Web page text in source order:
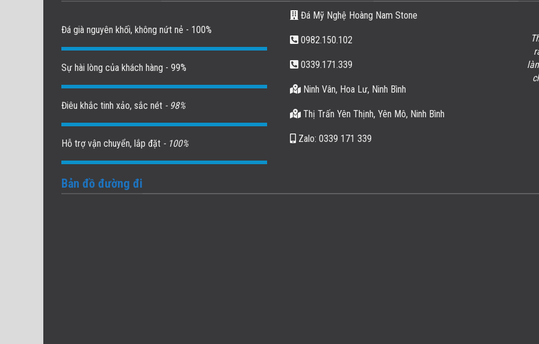
Đá già nguyên khối, không nứt nẻ - 100%
Sự hài lòng của khách hàng - 99%
Điêu khắc tinh xảo, sắc nét - 98%
Hỗ trợ vận chuyển, lắp đặt - 100%
Đá Mỹ Nghệ Hoàng Nam Stone
0982.150.102
0339.171.339
Ninh Vân, Hoa Lư, Ninh Bình
Thị Trấn Yên Thịnh, Yên Mô, Ninh Bình
Zalo: 0339 171 339
Thợ làm kĩ lắp đặt cẩn thận, chất lượng đảm bảo. Tôi
làm. Chúc cơ sở luôn làm ăn phát đạt và không để mất
nhất định anh sẽ nhờ Cơ sở.
Nguyễn Hoàng /Hà Nội
Bản đồ đường đi